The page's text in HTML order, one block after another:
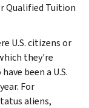
Qualified Tuition
U.S. citizens or
they're
been a U.S.
For
aliens,